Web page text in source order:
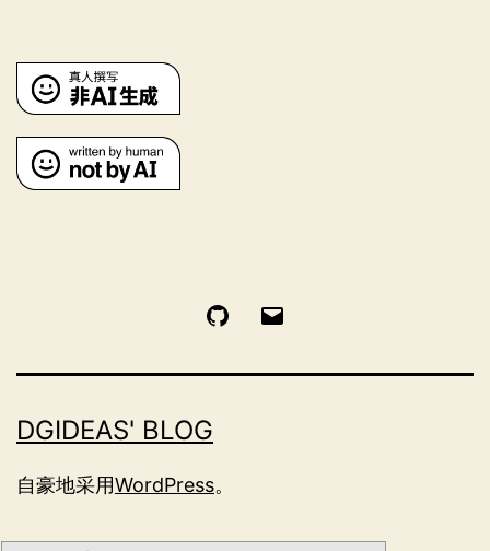
GitHub
DGIDEAS' BLOG
自豪地采用WordPress。